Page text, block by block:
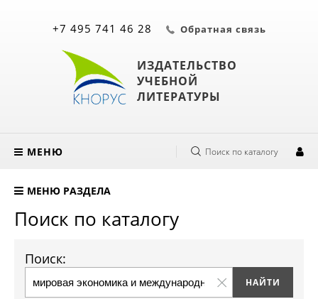
ИЗДАТЕЛЬСТВО
УЧЕБНОЙ
ЛИТЕРАТУРЫ
+7 495 741 46 28 Обратная связь
МЕНЮ Поиск по каталогу
МЕНЮ РАЗДЕЛА
Поиск по каталогу
Поиск: